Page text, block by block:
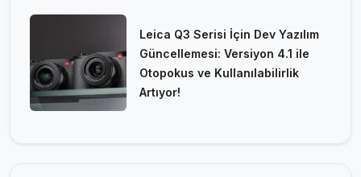
Leica Q3 Serisi İçin Dev Yazılım
Güncellemesi: Versiyon 4.1 ile
Otopokus ve Kullanılabilirlik
Artıyor!